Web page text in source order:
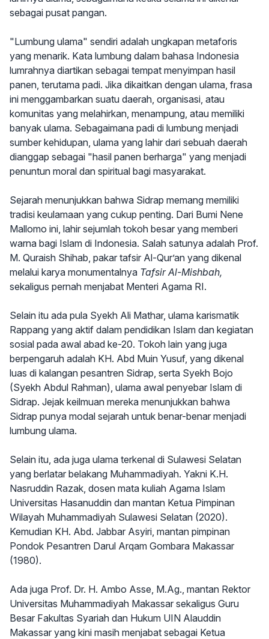
sebagai pusat pangan.
"Lumbung ulama" sendiri adalah ungkapan metaforis
yang menarik. Kata lumbung dalam bahasa Indonesia
lumrahnya diartikan sebagai tempat menyimpan hasil
panen, terutama padi. Jika dikaitkan dengan ulama, frasa
ini menggambarkan suatu daerah, organisasi, atau
komunitas yang melahirkan, menampung, atau memiliki
banyak ulama. Sebagaimana padi di lumbung menjadi
sumber kehidupan, ulama yang lahir dari sebuah daerah
dianggap sebagai "hasil panen berharga" yang menjadi
penuntun moral dan spiritual bagi masyarakat.
Sejarah menunjukkan bahwa Sidrap memang memiliki
tradisi keulamaan yang cukup penting. Dari Bumi Nene
Mallomo ini, lahir sejumlah tokoh besar yang memberi
warna bagi Islam di Indonesia. Salah satunya adalah Prof.
M. Quraish Shihab, pakar tafsir Al-Qur’an yang dikenal
melalui karya monumentalnya Tafsir Al-Mishbah,
sekaligus pernah menjabat Menteri Agama RI.
Selain itu ada pula Syekh Ali Mathar, ulama karismatik
Rappang yang aktif dalam pendidikan Islam dan kegiatan
sosial pada awal abad ke-20. Tokoh lain yang juga
berpengaruh adalah KH. Abd Muin Yusuf, yang dikenal
luas di kalangan pesantren Sidrap, serta Syekh Bojo
(Syekh Abdul Rahman), ulama awal penyebar Islam di
Sidrap. Jejak keilmuan mereka menunjukkan bahwa
Sidrap punya modal sejarah untuk benar-benar menjadi
lumbung ulama.
Selain itu, ada juga ulama terkenal di Sulawesi Selatan
yang berlatar belakang Muhammadiyah. Yakni K.H.
Nasruddin Razak, dosen mata kuliah Agama Islam
Universitas Hasanuddin dan mantan Ketua Pimpinan
Wilayah Muhammadiyah Sulawesi Selatan (2020).
Kemudian KH. Abd. Jabbar Asyiri, mantan pimpinan
Pondok Pesantren Darul Arqam Gombara Makassar
(1980).
Ada juga Prof. Dr. H. Ambo Asse, M.Ag., mantan Rektor
Universitas Muhammadiyah Makassar sekaligus Guru
Besar Fakultas Syariah dan Hukum UIN Alauddin
Makassar yang kini masih menjabat sebagai Ketua